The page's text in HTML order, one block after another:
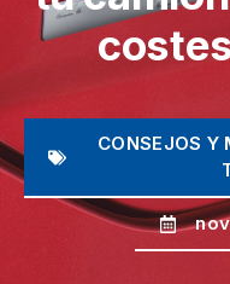
CONSEJOS Y